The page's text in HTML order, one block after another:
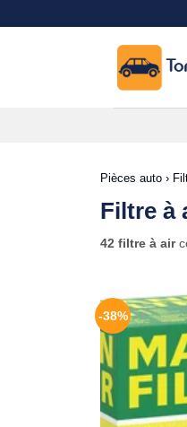
au
Pièces auto ›
Filtre à
42 filtre à air
-38%